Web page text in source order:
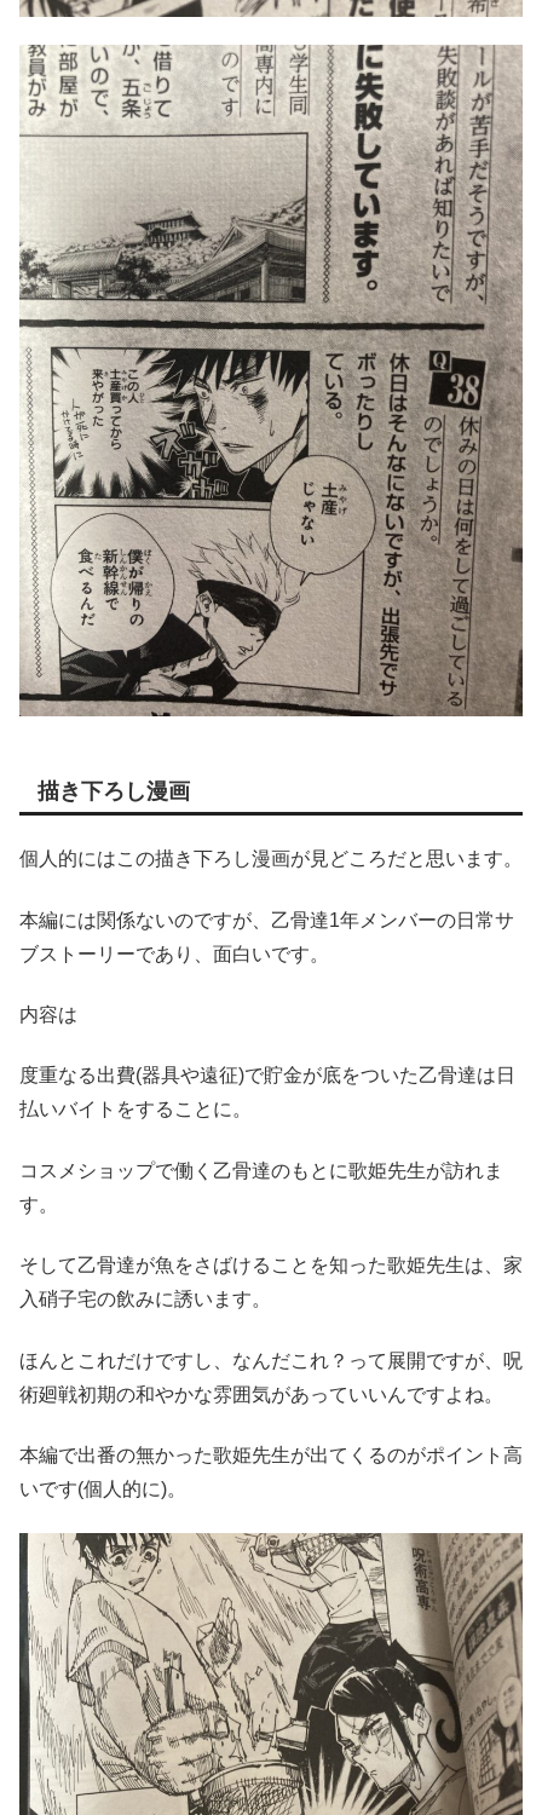
描き下ろし漫画
個人的にはこの描き下ろし漫画が見どころだと思います。
本編には関係ないのですが、乙骨達1年メンバーの日常サ
ブストーリーであり、面白いです。
内容は
度重なる出費(器具や遠征)で貯金が底をついた乙骨達は日
払いバイトをすることに。
コスメショップで働く乙骨達のもとに歌姫先生が訪れま
す。
そして乙骨達が魚をさばけることを知った歌姫先生は、家
入硝子宅の飲みに誘います。
ほんとこれだけですし、なんだこれ？って展開ですが、呪
術廻戦初期の和やかな雰囲気があっていいんですよね。
本編で出番の無かった歌姫先生が出てくるのがポイント高
いです(個人的に)。